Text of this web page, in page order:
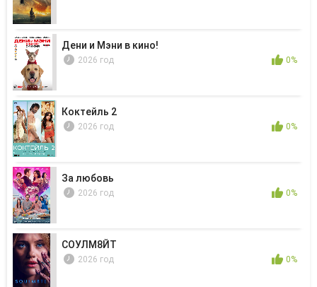
Дени и Мэни в кино!
2026 год 0%
Коктейль 2
2026 год 0%
За любовь
2026 год 0%
СОУЛМ8ЙТ
2026 год 0%